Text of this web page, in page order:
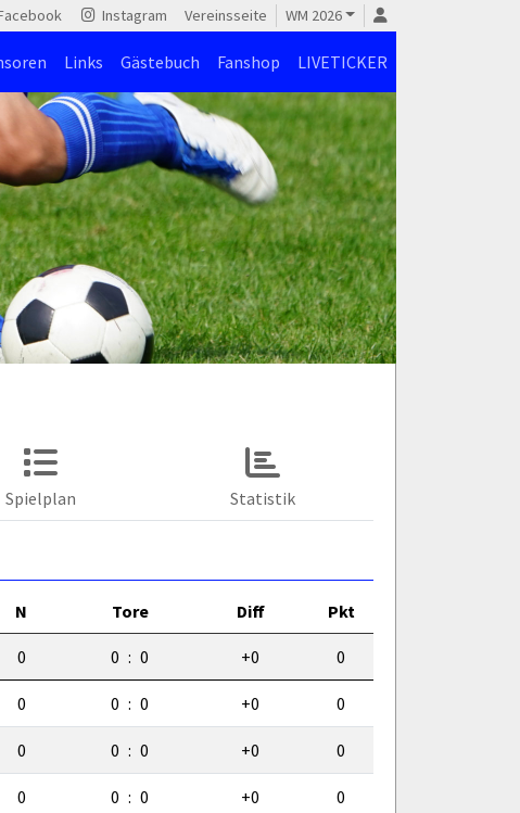
Instagram Vereinsseite WM 2026
Links Gästebuch Fanshop LIVETICKER
Spielplan Statistik
N Tore Diff Pkt
0 0 : 0 +0 0
0 0 : 0 +0 0
0 0 : 0 +0 0
0 0 : 0 +0 0